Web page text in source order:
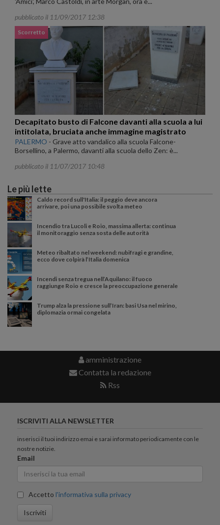
pubblicato il 11/09/2017 12:38
Scorretto
Decapitato busto di Falcone davanti alla scuola a lui
intitolata, bruciata anche immagine magistrato
PALERMO - Grave atto vandalico alla scuola Falcone-
Borsellino, a Palermo, davanti alla scuola dello Zen: è...
pubblicato il 11/07/2017 10:48
Le più lette
Caldo record sull'Italia: il peggio deve ancora
arrivare, poi una possibile svolta meteo
Incendio tra Lucoli e Roio, massima allerta: continua
il monitoraggio senza sosta delle autorità
Meteo ribaltato nel weekend: nubifragi e grandine,
ecco dove colpirà l’Italia domenica
Incendi senza tregua nell’Aquilano: il fuoco
raggiunge Roio e cresce la preoccupazione generale
Trump alza la pressione sull’Iran: basi Usa nel mirino,
diplomazia ormai congelata
amministrazione
Contatta la redazione
Rss
ISCRIVITI ALLA NEWSLETTER
inserisci il tuoi indirizzo emai e sarai informato periodicamente con le
nostre notizie.
Email
Accetto l'informativa sulla privacy
Iscriviti